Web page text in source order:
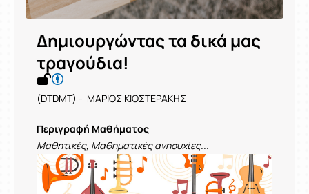
Δημιουργώντας τα δικά μας
τραγούδια!
(DTDMT) - ΜΑΡΙΟΣ ΚΙΟΣΤΕΡΑΚΗΣ
Περιγραφή Μαθήματος
Μαθητικές, Μαθηματικές ανησυχίες...